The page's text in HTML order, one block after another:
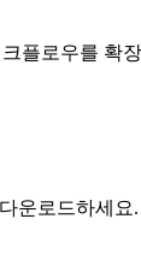
플로우를 확
운로드하세